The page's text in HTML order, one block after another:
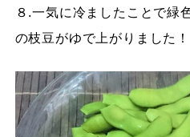
８.一気に冷ましたことで緑
の枝豆がゆで上がりました！